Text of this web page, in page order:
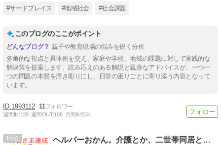
#サードプレイス #地域社会 #社会課題
このブログのここがポイント
親子や教育現場の悩みを鋭く分析
多角的な視点と具体例を交え、家庭や学校、地域の課題に対して実践的な
解決策を提案します。読み応えのある解説と親身なアドバイスが、一つ一
つの問題の本質を浮き彫りにし、日常の困りごとに寄り添う内容となって
います。
1993112 11
週間IN:138 週間OUT:108 月間IN:534
15 ヘルパーおかん。介護とか、二世帯同居とかマンガ。